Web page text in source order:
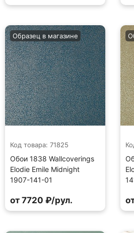
Код товара: 71825
Обои 1838 Wallcoverings
Elodie Emile Midnight
1907-141-01
Образец в магазине
от 7720 ₽/рул.